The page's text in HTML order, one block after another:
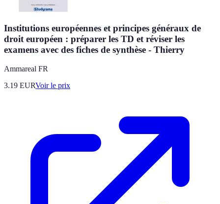
Institutions européennes et principes généraux de
droit européen : préparer les TD et réviser les
examens avec des fiches de synthèse - Thierry
Ammareal FR
3.19 EURVoir le prix